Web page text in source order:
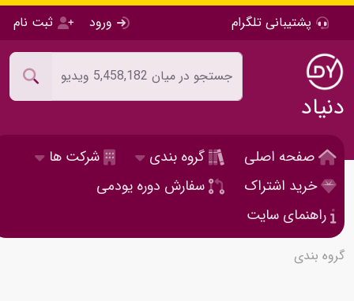
پشتیبانی تلگرام ورود ثبت نام
دنیاد
صفحه اصلی گروه بندی
شرکت ها
خرید اشتراک
سفارش دوره یودمی
راهنمای سایت
گروه بندی